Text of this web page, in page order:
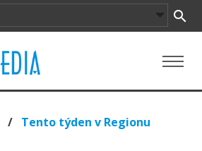
/ Tento týden v Regionu